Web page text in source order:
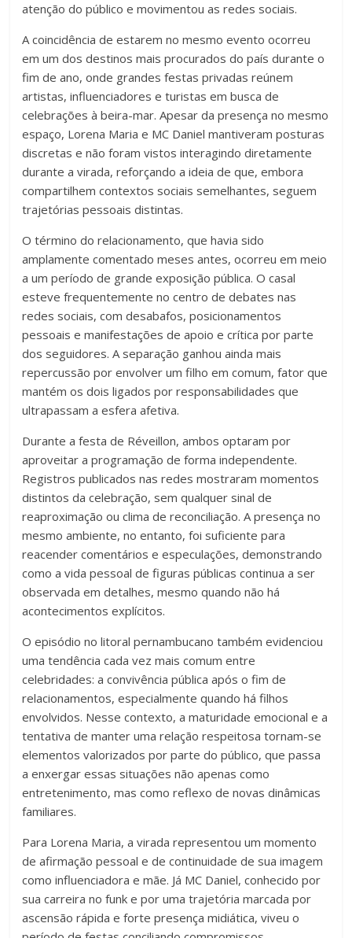
atenção do público e movimentou as redes sociais.
A coincidência de estarem no mesmo evento ocorreu
em um dos destinos mais procurados do país durante o
fim de ano, onde grandes festas privadas reúnem
artistas, influenciadores e turistas em busca de
celebrações à beira-mar. Apesar da presença no mesmo
espaço, Lorena Maria e MC Daniel mantiveram posturas
discretas e não foram vistos interagindo diretamente
durante a virada, reforçando a ideia de que, embora
compartilhem contextos sociais semelhantes, seguem
trajetórias pessoais distintas.
O término do relacionamento, que havia sido
amplamente comentado meses antes, ocorreu em meio
a um período de grande exposição pública. O casal
esteve frequentemente no centro de debates nas
redes sociais, com desabafos, posicionamentos
pessoais e manifestações de apoio e crítica por parte
dos seguidores. A separação ganhou ainda mais
repercussão por envolver um filho em comum, fator que
mantém os dois ligados por responsabilidades que
ultrapassam a esfera afetiva.
Durante a festa de Réveillon, ambos optaram por
aproveitar a programação de forma independente.
Registros publicados nas redes mostraram momentos
distintos da celebração, sem qualquer sinal de
reaproximação ou clima de reconciliação. A presença no
mesmo ambiente, no entanto, foi suficiente para
reacender comentários e especulações, demonstrando
como a vida pessoal de figuras públicas continua a ser
observada em detalhes, mesmo quando não há
acontecimentos explícitos.
O episódio no litoral pernambucano também evidenciou
uma tendência cada vez mais comum entre
celebridades: a convivência pública após o fim de
relacionamentos, especialmente quando há filhos
envolvidos. Nesse contexto, a maturidade emocional e a
tentativa de manter uma relação respeitosa tornam-se
elementos valorizados por parte do público, que passa
a enxergar essas situações não apenas como
entretenimento, mas como reflexo de novas dinâmicas
familiares.
Para Lorena Maria, a virada representou um momento
de afirmação pessoal e de continuidade de sua imagem
como influenciadora e mãe. Já MC Daniel, conhecido por
sua carreira no funk e por uma trajetória marcada por
ascensão rápida e forte presença midiática, viveu o